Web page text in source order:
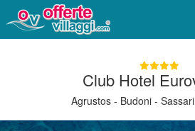
Club Hotel
Agrustos - Budoni -